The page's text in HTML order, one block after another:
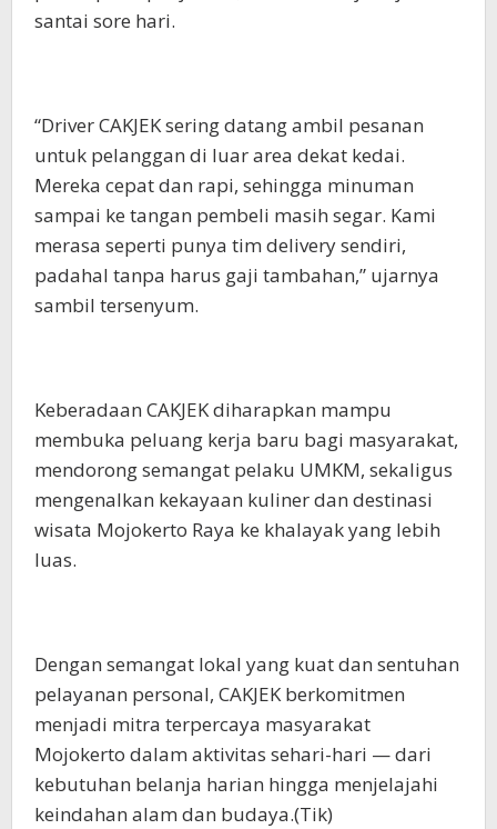
santai sore hari.
“Driver CAKJEK sering datang ambil pesanan
untuk pelanggan di luar area dekat kedai.
Mereka cepat dan rapi, sehingga minuman
sampai ke tangan pembeli masih segar. Kami
merasa seperti punya tim delivery sendiri,
padahal tanpa harus gaji tambahan,” ujarnya
sambil tersenyum.
Keberadaan CAKJEK diharapkan mampu
membuka peluang kerja baru bagi masyarakat,
mendorong semangat pelaku UMKM, sekaligus
mengenalkan kekayaan kuliner dan destinasi
wisata Mojokerto Raya ke khalayak yang lebih
luas.
Dengan semangat lokal yang kuat dan sentuhan
pelayanan personal, CAKJEK berkomitmen
menjadi mitra terpercaya masyarakat
Mojokerto dalam aktivitas sehari-hari — dari
kebutuhan belanja harian hingga menjelajahi
keindahan alam dan budaya.(Tik)